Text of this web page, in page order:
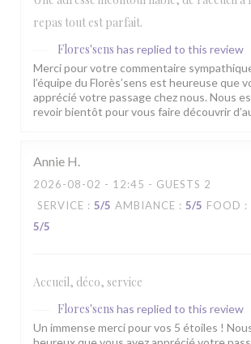
repas tout est parfait.
Flores'sens has replied to this review
Merci pour votre commentaire
l’équipe du Florès’sens est heureuse que
apprécié votre passage chez nous. Nous
revoir bientôt pour vous faire découvrir
Annie H
2026-08-02 - 12:45 - GUESTS 2
SERVICE : 5/5 AMBIANCE : 5/5 FOOD :
5/5
Accueil, déco, service
Flores'sens has replied to this review
Un immense merci pour vos 5 étoiles !